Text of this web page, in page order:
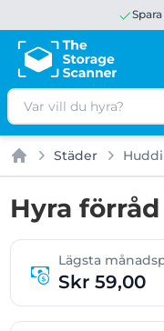
Sök
Hem
Städer
Hyra
Lägsta
Skr 59,00